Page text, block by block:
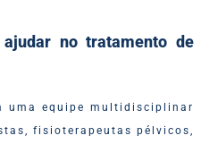
no tratamento de
uma equipe multidisciplinar
fisioterapeutas pélvicos,